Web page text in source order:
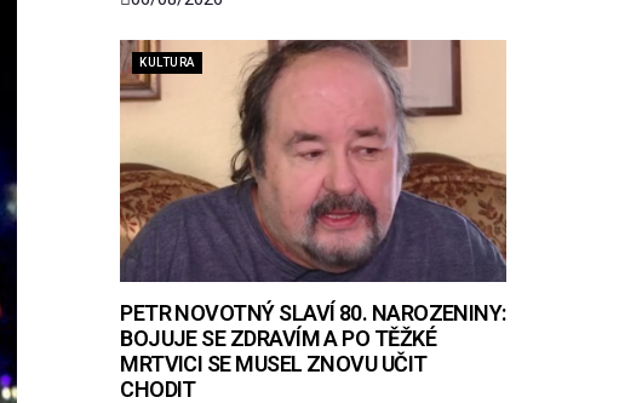
KULTURA
PETR NOVOTNÝ SLAVÍ 80. NAROZENINY:
BOJUJE SE ZDRAVÍM A PO TĚŽKÉ
MRTVICI SE MUSEL ZNOVU UČIT
CHODIT